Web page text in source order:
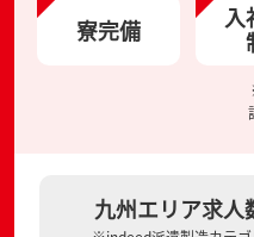
寮完備 入
九州エリア求